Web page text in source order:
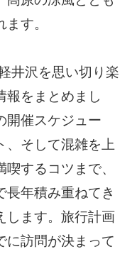
す。
井沢を思い切り楽
報をまとめまし
開催スケジュー
、そして混雑を上
するコツまで、
長年積み重ねてき
します。旅行計画
に訪問が決まって